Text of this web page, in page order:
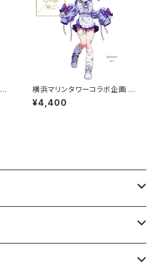
横浜マリンタワーコラボ企画 ア
クリルスタンド大 グループA
¥4,400